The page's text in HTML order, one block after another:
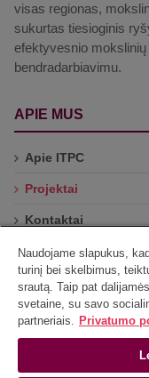
visas regionas,
sukurtas tiesioginis
efektyvesnio
bendradarbiavimu.
APIE MUS
Apie ITPC
Projektai
Kontaktai
Naudojame slapukus,
turinį bei skelbimus,
srautą. Taip pat
svetaine, su savo
partneriais. Privatumo